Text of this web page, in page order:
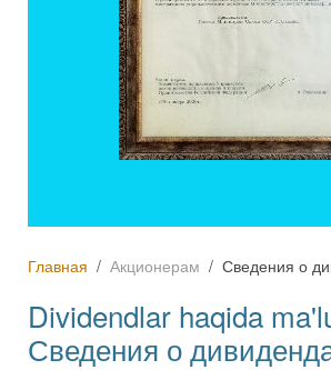
Главная Акционерам Сведения о
Dividendlar haqida
Сведения о